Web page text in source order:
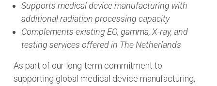
Supports medical device manufacturing with
additional radiation processing capacity
Complements existing EO, gamma, X-ray, and
testing services offered in TheNetherlands
As part of our long-term commitment to
supporting global medical device manufacturing,